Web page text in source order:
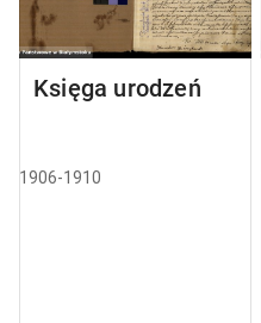
Księga urodzeń
1906-1910